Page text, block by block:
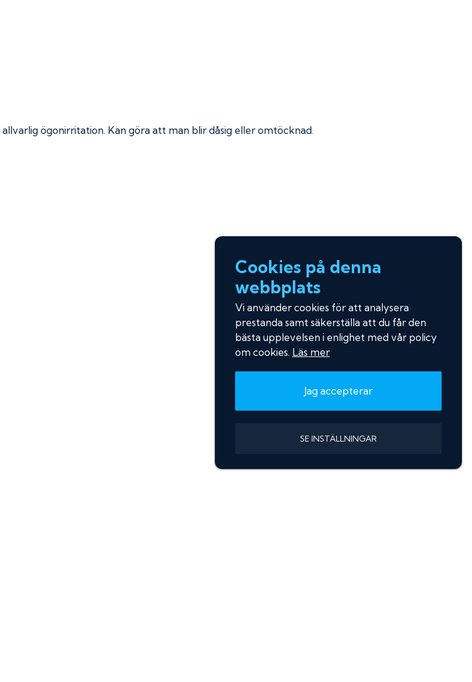
ögonirritation. Kan göra att man blir dåsig eller omtöcknad.
Cookies på denna
webbplats
Vi använder cookies för att analysera
prestanda samt säkerställa att du får den
bästa upplevelsen i enlighet med vår policy
om cookies. Läs mer
Jag accepterar
SE INSTÄLLNINGAR